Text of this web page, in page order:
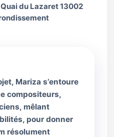
du Lazaret 13002
Mariza s’entoure
compositeurs,
mêlant
pour donner
résolument